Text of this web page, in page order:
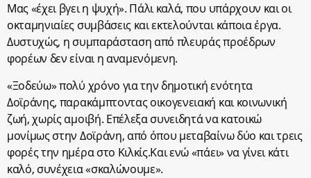
Μας «έχει βγει η ψυχή». Πάλι καλά, που υπάρχουν και οι
οκταμηνιαίες συμβάσεις και εκτελούνται κάποια έργα.
Δυστυχώς, η συμπαράσταση από πλευράς προέδρων
φορέων δεν είναι η αναμενόμενη.
«Ξοδεύω» πολύ χρόνο για την δημοτική ενότητα
Δοϊράνης, παρακάμπτοντας οικογενειακή και κοινωνική
ζωή, χωρίς αμοιβή. Επέλεξα συνειδητά να κατοικώ
μονίμως στην Δοϊράνη, από όπου μεταβαίνω δύο και τρεις
φορές την ημέρα στο Κιλκίς.Και ενώ «πάει» να γίνει κάτι
καλό, συνέχεια «σκαλώνουμε».